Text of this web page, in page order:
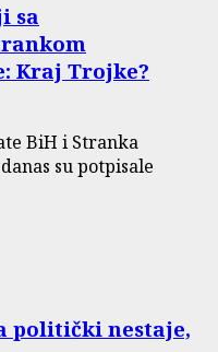
sa
Kraj Trojke?
BiH i Stranka
su potpisale
politički nestaje,